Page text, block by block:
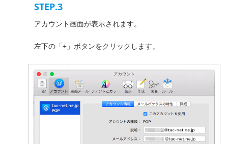
STEP.3
アカウント画面が表示されます。
左下の「+」ボタンをクリックします。